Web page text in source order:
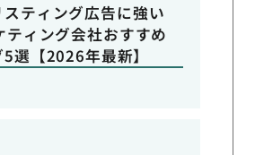
ティング広告に強い
ィング会社おすすめ
選【2026年最新】